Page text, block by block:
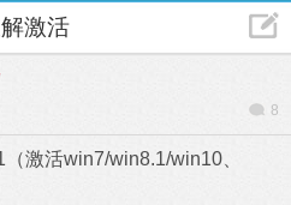
激活
8
激活win7/win8.1/win10、